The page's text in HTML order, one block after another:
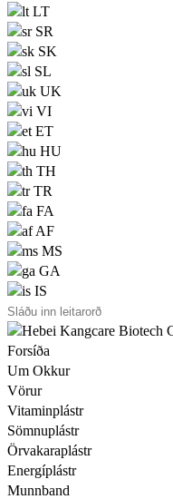
LT
SR
SK
SL
UK
VI
ET
HU
TH
TR
FA
AF
MS
GA
IS
Forsíða
Um Okkur
Vörur
Vitaminplástr
Sömnuplástr
Örvakaraplástr
Energíplástr
Munnband